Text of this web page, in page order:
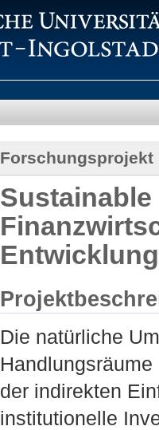
Forschungsprojekt
Entwicklung
Die natürliche
der indirekten
institutionelle